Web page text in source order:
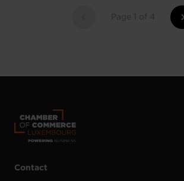
Page 1 of 4
Contact